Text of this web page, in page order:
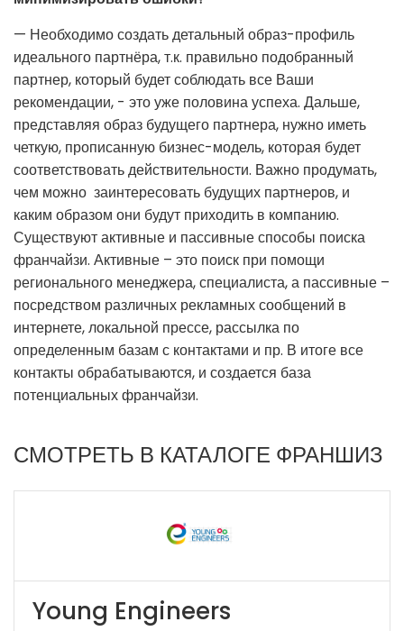
— Необходимо создать детальный образ-профиль
идеального партнёра, т.к. правильно подобранный
партнер, который будет соблюдать все Ваши
рекомендации, - это уже половина успеха. Дальше,
представляя образ будущего партнера, нужно иметь
четкую, прописанную бизнес-модель, которая будет
соответствовать действительности. Важно продумать,
чем можно заинтересовать будущих партнеров, и
каким образом они будут приходить в компанию.
Существуют активные и пассивные способы поиска
франчайзи. Активные – это поиск при помощи
регионального менеджера, специалиста, а пассивные –
посредством различных рекламных сообщений в
интернете, локальной прессе, рассылка по
определенным базам с контактами и пр. В итоге все
контакты обрабатываются, и создается база
потенциальных франчайзи.
СМОТРЕТЬ В КАТАЛОГЕ ФРАНШИЗ
Young Engineers